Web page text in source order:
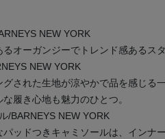
NEW YORK
オーガンジーでトレンド感あるス
NEW YORK
された生地が涼やかで品を感じる一
履き心地も魅力のひとつ。
/BARNEYS NEW YORK
ッドつきキャミソールは、インナー